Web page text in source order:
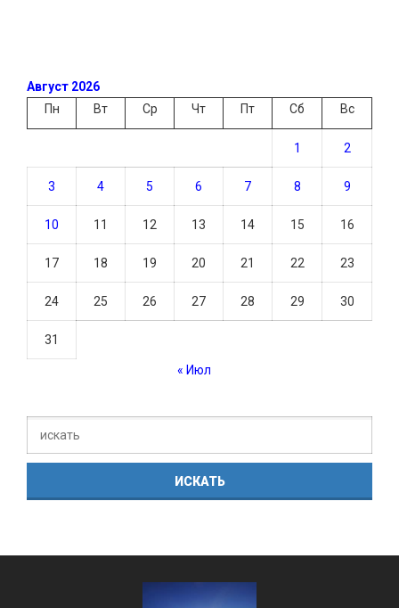
Август 2026
Пн
Вт Ср Чт Пт Сб Вс
1 2
3 4 5 6 7 8 9
10 11 12 13 14 15 16
17 18 19 20 21 22 23
24 25 26 27 28 29 30
31
« Июл